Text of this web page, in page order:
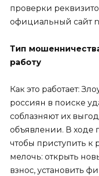
проверки
официальный сайт
Тип
работу
Как это работает:
россиян в поиске
соблазняют их
объявлении. В ходе
чтобы приступить к
мелочь: открыть
взнос, установить